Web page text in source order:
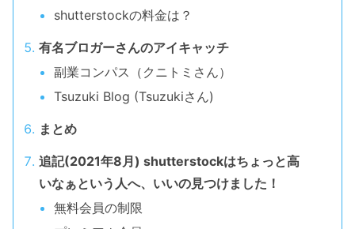
shutterstockの料金は？
有名ブロガーさんのアイキャッチ
副業コンパス（クニトミさん）
Tsuzuki Blog (Tsuzukiさん)
まとめ
追記(2021年8月) shutterstockはちょっと高
いなぁという人へ、いいの見つけました！
無料会員の制限